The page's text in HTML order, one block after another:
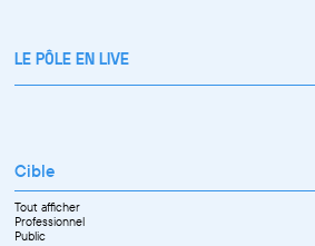
LE PÔLE EN LIVE
Cible
Tout afficher
Professionnel
Public